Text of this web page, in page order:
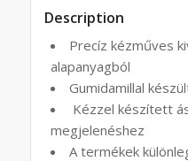
Description
Precíz kézműves
alapanyagból
Gumidamillal
Kézzel készített
megjelenéshez
A termékek